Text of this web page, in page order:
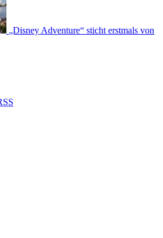
„Disney Adventure“ sticht erstmals von